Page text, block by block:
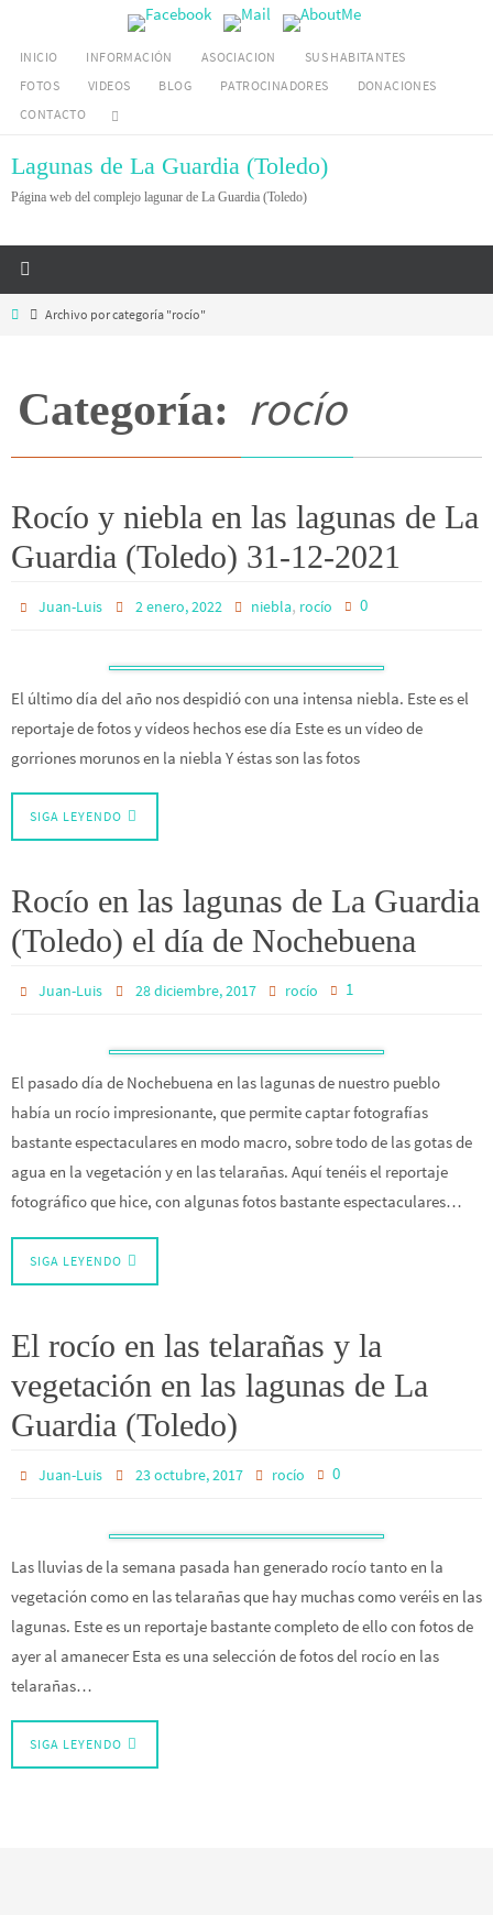
contenido
INICIO INFORMACIÓN ASOCIACION
SUS HABITANTES
FOTOS
VIDEOS BLOG PATROCINADORES
DONACIONES
CONTACTO
Lagunas de La Guardia (Toledo)
Página web del complejo lagunar de La Guardia (Toledo)
InicioArchivo por categoría "rocío"
Categoría: rocío
Rocío y niebla en las lagunas de La
Guardia (Toledo) 31-12-2021
Juan-Luis 2 enero, 2022 niebla, rocío 0
El último día del año nos despidió con una intensa niebla. Este es el
reportaje de fotos y vídeos hechos ese día Este es un vídeo de
gorriones morunos en la niebla Y éstas son las fotos
SIGA LEYENDO
Rocío en las lagunas de La Guardia
(Toledo) el día de Nochebuena
Juan-Luis 28 diciembre, 2017 rocío 1
El pasado día de Nochebuena en las lagunas de nuestro pueblo
había un rocío impresionante, que permite captar fotografías
bastante espectaculares en modo macro, sobre todo de las gotas de
agua en la vegetación y en las telarañas. Aquí tenéis el reportaje
fotográfico que hice, con algunas fotos bastante espectaculares…
SIGA LEYENDO
El rocío en las telarañas y la
vegetación en las lagunas de La
Guardia (Toledo)
Juan-Luis 23 octubre, 2017 rocío 0
Las lluvias de la semana pasada han generado rocío tanto en la
vegetación como en las telarañas que hay muchas como veréis en las
lagunas. Este es un reportaje bastante completo de ello con fotos de
ayer al amanecer Esta es una selección de fotos del rocío en las
telarañas…
SIGA LEYENDO